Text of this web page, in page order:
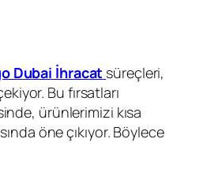
Dubai İhracat süreçleri,
Bu fırsatları
ürünlerimizi kısa
öne çıkıyor. Böylece